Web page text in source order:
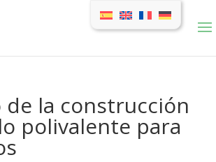
de la construcción
polivalente para